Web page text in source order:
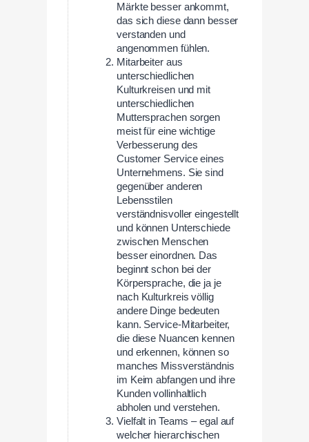
Märkte besser ankommt,
das sich diese dann besser
verstanden und
angenommen fühlen.
Mitarbeiter aus
unterschiedlichen
Kulturkreisen und mit
unterschiedlichen
Muttersprachen sorgen
meist für eine wichtige
Verbesserung des
Customer Service eines
Unternehmens. Sie sind
gegenüber anderen
Lebensstilen
verständnisvoller eingestellt
und können Unterschiede
zwischen Menschen
besser einordnen. Das
beginnt schon bei der
Körpersprache, die ja je
nach Kulturkreis völlig
andere Dinge bedeuten
kann. Service-Mitarbeiter,
die diese Nuancen kennen
und erkennen, können so
manches Missverständnis
im Keim abfangen und ihre
Kunden vollinhaltlich
abholen und verstehen.
Vielfalt in Teams – egal auf
welcher hierarchischen